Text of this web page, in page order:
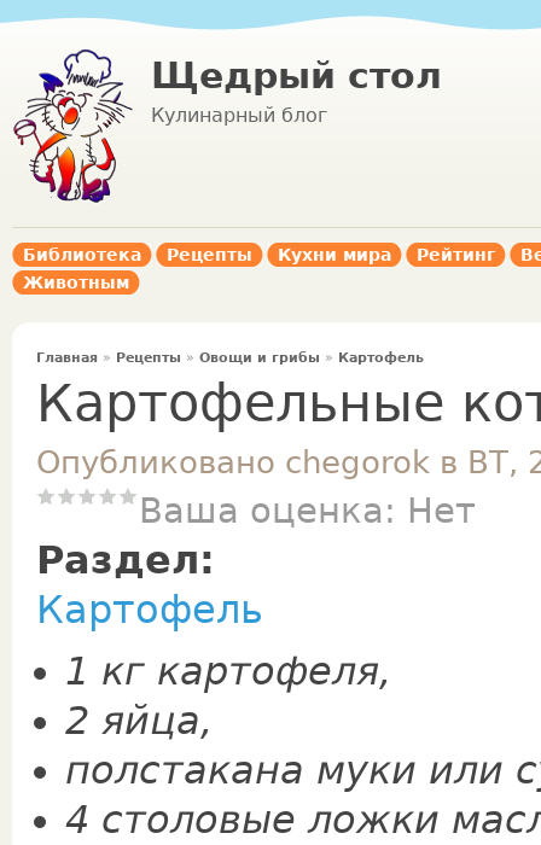
Щедрый стол
Кулинарный блог
Библиотека Рецепты Кухни мира Рейтинг
Животным
Главная » Рецепты » Овощи и грибы » Картофель
Картофельные
Опубликовано chegorok в ВТ,
Ваша оценка: Нет
Раздел:
Картофель
1 кг картофеля,
2 яйца,
полстакана муки или
4 столовые ложки